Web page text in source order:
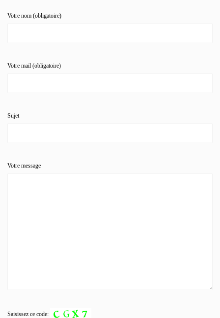
Votre nom (obligatoire)
Votre mail (obligatoire)
Sujet
Votre message
Saisissez ce code: